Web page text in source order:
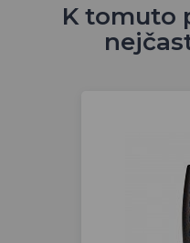
K tomuto